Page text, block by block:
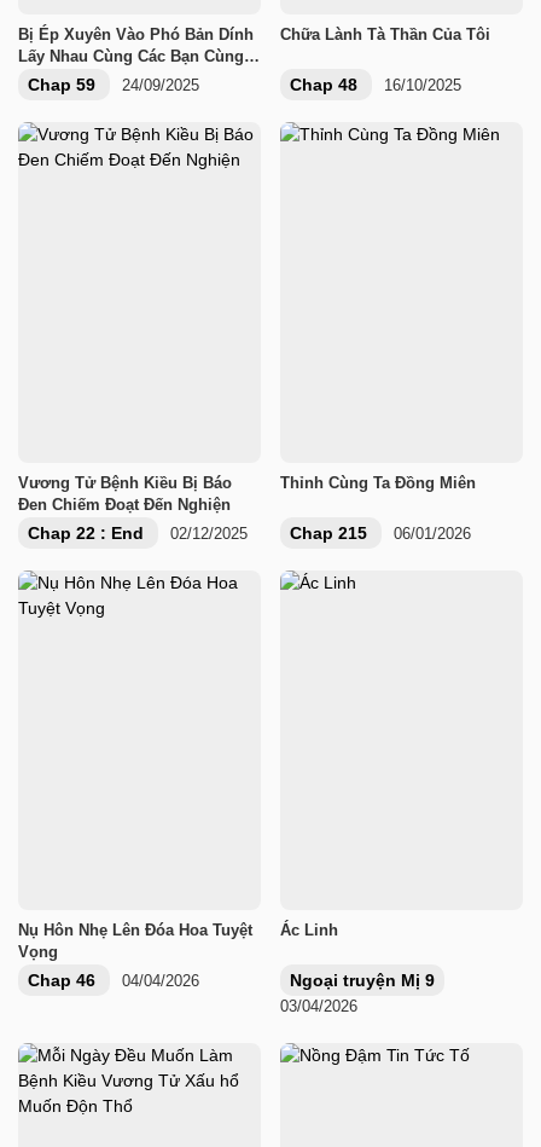
Bị Ép Xuyên Vào Phó Bản Dính
Lấy Nhau Cùng Các Bạn Cùng
Phòng
Chap 59 24/09/2025
Chữa Lành Tà Thần Của Tôi
Chap 48 16/10/2025
Vương Tử Bệnh Kiều Bị Báo
Đen Chiếm Đoạt Đến Nghiện
Chap 22 : End 02/12/2025
Thỉnh Cùng Ta Đồng Miên
Chap 215 06/01/2026
Nụ Hôn Nhẹ Lên Đóa Hoa Tuyệt
Vọng
Chap 46 04/04/2026
Ác Linh
Ngoại truyện Mị 9
03/04/2026